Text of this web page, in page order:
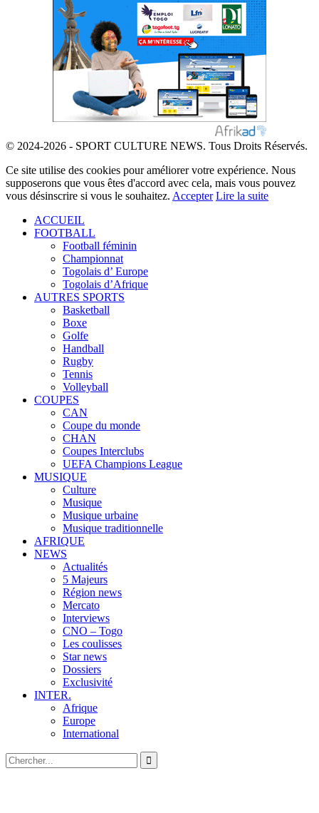
© 2024-2026 - SPORT CULTURE NEWS. Tous Droits Réservés.
Ce site utilise des cookies pour améliorer votre expérience. Nous
supposerons que vous êtes d'accord avec cela, mais vous pouvez
vous désinscrire si vous le souhaitez. Accepter Lire la suite
ACCUEIL
FOOTBALL
Football féminin
Championnat
Togolais d’ Europe
Togolais d’Afrique
AUTRES SPORTS
Basketball
Boxe
Golfe
Handball
Rugby
Tennis
Volleyball
COUPES
CAN
Coupe du monde
CHAN
Coupes Interclubs
UEFA Champions League
MUSIQUE
Culture
Musique
Musique urbaine
Musique traditionnelle
AFRIQUE
NEWS
Actualités
5 Majeurs
Région news
Mercato
Interviews
CNO – Togo
Les coulisses
Star news
Dossiers
Exclusivité
INTER.
Afrique
Europe
International